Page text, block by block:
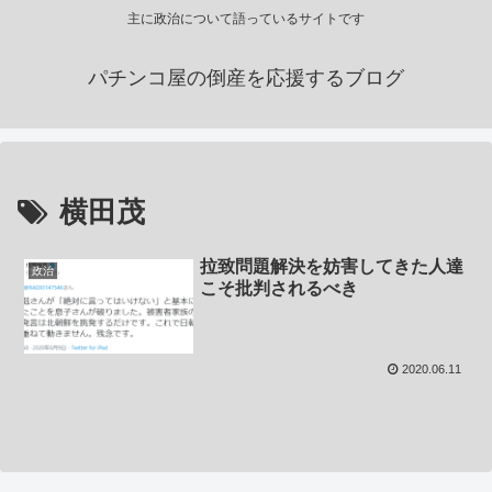
主に政治について語っているサイトです
パチンコ屋の倒産を応援するブログ
横田茂
政治
拉致問題解決を妨害してきた人達
こそ批判されるべき
2020.06.11